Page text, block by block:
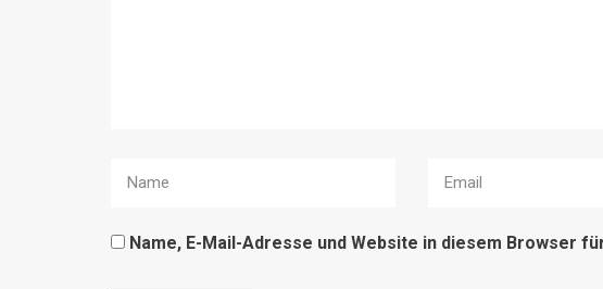
Name, E-Mail-Adresse und Website in diesem Browser